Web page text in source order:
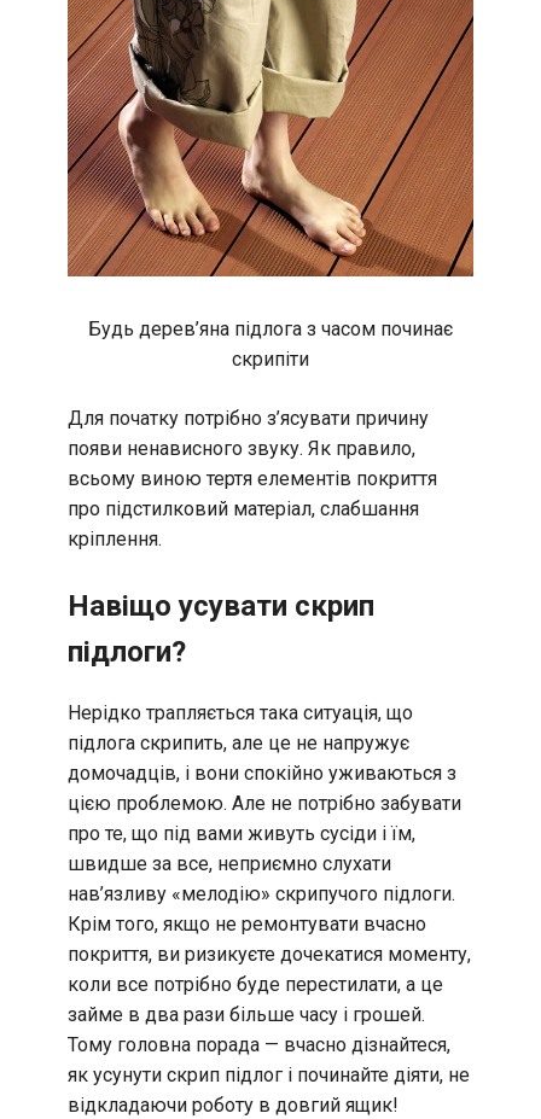
Будь дерев’яна підлога з часом починає
скрипіти
Для початку потрібно з’ясувати причину
появи ненависного звуку. Як правило,
всьому виною тертя елементів покриття
про підстилковий матеріал, слабшання
кріплення.
Навіщо усувати скрип
підлоги?
Нерідко трапляється така ситуація, що
підлога скрипить, але це не напружує
домочадців, і вони спокійно уживаються з
цією проблемою. Але не потрібно забувати
про те, що під вами живуть сусіди і їм,
швидше за все, неприємно слухати
нав’язливу «мелодію» скрипучого підлоги.
Крім того, якщо не ремонтувати вчасно
покриття, ви ризикуєте дочекатися моменту,
коли все потрібно буде перестилати, а це
займе в два рази більше часу і грошей.
Тому головна порада — вчасно дізнайтеся,
як усунути скрип підлог і починайте діяти, не
відкладаючи роботу в довгий ящик!